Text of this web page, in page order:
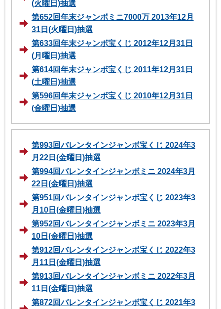
(火曜日)抽選
第652回年末ジャンボミニ7000万 2013年12月
31日(火曜日)抽選
第633回年末ジャンボ宝くじ 2012年12月31日
(月曜日)抽選
第614回年末ジャンボ宝くじ 2011年12月31日
(土曜日)抽選
第596回年末ジャンボ宝くじ 2010年12月31日
(金曜日)抽選
第993回バレンタインジャンボ宝くじ 2024年3
月22日(金曜日)抽選
第994回バレンタインジャンボミニ 2024年3月
22日(金曜日)抽選
第951回バレンタインジャンボ宝くじ 2023年3
月10日(金曜日)抽選
第952回バレンタインジャンボミニ 2023年3月
10日(金曜日)抽選
第912回バレンタインジャンボ宝くじ 2022年3
月11日(金曜日)抽選
第913回バレンタインジャンボミニ 2022年3月
11日(金曜日)抽選
第872回バレンタインジャンボ宝くじ 2021年3